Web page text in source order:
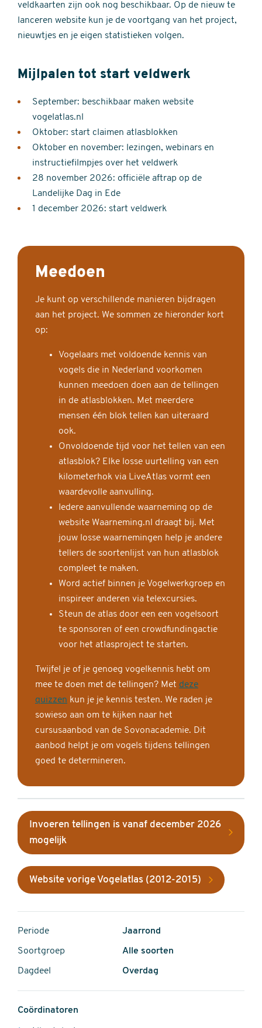
veldkaarten zijn ook nog beschikbaar. Op de nieuw te
lanceren website kun je de voortgang van het project,
nieuwtjes en je eigen statistieken volgen.
Mijlpalen tot start veldwerk
September: beschikbaar maken website
vogelatlas.nl
Oktober: start claimen atlasblokken
Oktober en november: lezingen, webinars en
instructiefilmpjes over het veldwerk
28 november 2026: officiële aftrap op de
Landelijke Dag in Ede
1 december 2026: start veldwerk
Meedoen
Je kunt op verschillende manieren bijdragen
aan het project. We sommen ze hieronder kort
op:
Vogelaars met voldoende kennis van
vogels die in Nederland voorkomen
kunnen meedoen doen aan de tellingen
in de atlasblokken. Met meerdere
mensen één blok tellen kan uiteraard
ook.
Onvoldoende tijd voor het tellen van een
atlasblok? Elke losse uurtelling van een
kilometerhok via LiveAtlas vormt een
waardevolle aanvulling.
Iedere aanvullende waarneming op de
website Waarneming.nl draagt bij. Met
jouw losse waarnemingen help je andere
tellers de soortenlijst van hun atlasblok
compleet te maken.
Word actief binnen je Vogelwerkgroep en
inspireer anderen via telexcursies.
Steun de atlas door een een vogelsoort
te sponsoren of een crowdfundingactie
voor het atlasproject te starten.
Twijfel je of je genoeg vogelkennis hebt om
mee te doen met de tellingen? Met deze
quizzen kun je je kennis testen. We raden je
sowieso aan om te kijken naar het
cursusaanbod van de Sovonacademie. Dit
aanbod helpt je om vogels tijdens tellingen
goed te determineren.
Invoeren tellingen is vanaf december 2026
mogelijk
Website vorige Vogelatlas (2012-2015)
Periode Jaarrond
Soortgroep Alle soorten
Dagdeel Overdag
Coördinatoren